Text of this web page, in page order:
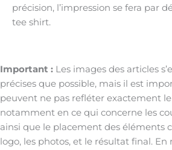
précision, l’impression se fera par
tee shirt.
Important : Les images des articles
précises que possible, mais il est
peuvent ne pas refléter exactement
notamment en ce qui concerne les
ainsi que le placement des éléments
logo, les photos, et le résultat final. En